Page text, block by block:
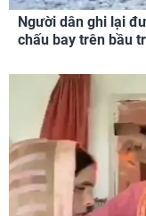
Người dân ghi lại
chấu bay trên bầu